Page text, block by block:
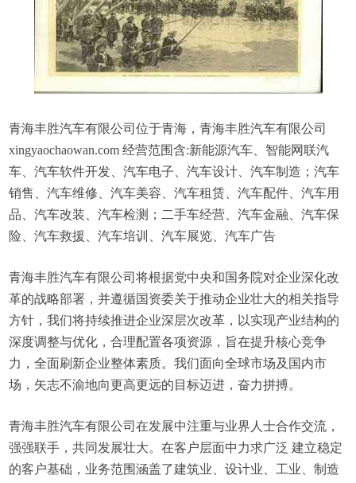
青海丰胜汽车有限公司位于青海，青海丰胜汽车有限公司
xingyaochaowan.com 经营范围含:新能源汽车、智能网联汽
车、汽车软件开发、汽车电子、汽车设计、汽车制造；汽车
销售、汽车维修、汽车美容、汽车租赁、汽车配件、汽车用
品、汽车改装、汽车检测；二手车经营、汽车金融、汽车保
险、汽车救援、汽车培训、汽车展览、汽车广告
青海丰胜汽车有限公司将根据党中央和国务院对企业深化改
革的战略部署，并遵循国资委关于推动企业壮大的相关指导
方针，我们将持续推进企业深层次改革，以实现产业结构的
深度调整与优化，合理配置各项资源，旨在提升核心竞争
力，全面刷新企业整体素质。我们面向全球市场及国内市
场，矢志不渝地向更高更远的目标迈进，奋力拼搏。
青海丰胜汽车有限公司在发展中注重与业界人士合作交流，
强强联手，共同发展壮大。在客户层面中力求广泛 建立稳定
的客户基础，业务范围涵盖了建筑业、设计业、工业、制造